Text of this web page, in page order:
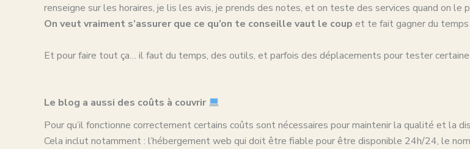
renseigne sur les horaires, je lis les avis, je prends des notes, et on teste des services quand on le
On veut vraiment s’assurer que ce qu’on te conseille vaut le coup et te fait gagner du temps
Et pour faire tout ça… il faut du temps, des outils, et parfois des déplacements pour tester
Le blog a aussi des coûts à couvrir
Pour qu’il fonctionne correctement certains coûts sont nécessaires pour maintenir la qualité et la
Cela inclut notamment : l’hébergement web qui doit être fiable pour être disponible 24h/24, le